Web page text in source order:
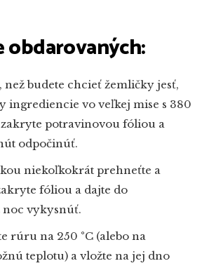
obdarovaných:
než budete chcieť žemličky jesť,
ingrediencie vo veľkej mise s 380
zakryte potravinovou fóliou a
odpočinúť.
niekoľkokrát prehneťte a
fóliou a dajte do
vykysnúť.
rúru na 250 °C (alebo na
teplotu) a vložte na jej dno